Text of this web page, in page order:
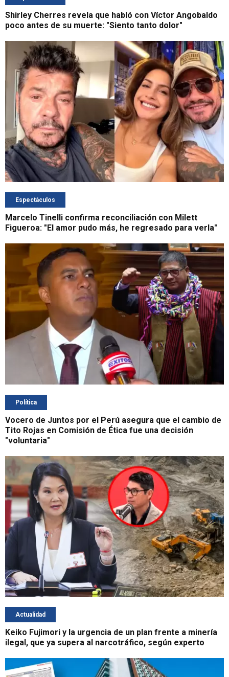
Shirley Cherres revela que habló con Víctor Angobaldo
poco antes de su muerte: "Siento tanto dolor"
Espectáculos
Marcelo Tinelli confirma reconciliación con Milett
Figueroa: "El amor pudo más, he regresado para verla"
Política
Vocero de Juntos por el Perú asegura que el cambio de
Tito Rojas en Comisión de Ética fue una decisión
"voluntaria"
Actualidad
Keiko Fujimori y la urgencia de un plan frente a minería
ilegal, que ya supera al narcotráfico, según experto